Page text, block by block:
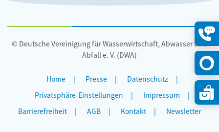
© Deutsche Vereinigung für Wasserwirtschaft, Abwasser und
Abfall e. V. (DWA)
Home Presse
Datenschutz
Privatsphäre-Einstellungen
Impressum
Barrierefreiheit
AGB Kontakt Newsletter